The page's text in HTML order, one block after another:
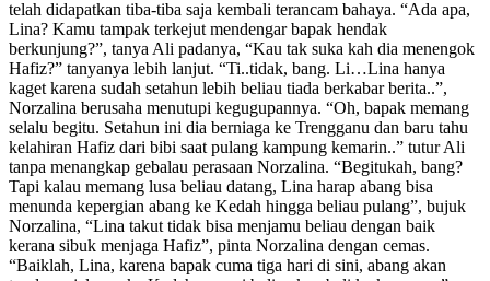
telah didapatkan tiba-tiba saja kembali terancam bahaya. “Ada apa,
Lina? Kamu tampak terkejut mendengar bapak hendak
berkunjung?”, tanya Ali padanya, “Kau tak suka kah dia menengok
Hafiz?” tanyanya lebih lanjut. “Ti..tidak, bang. Li…Lina hanya
kaget karena sudah setahun lebih beliau tiada berkabar berita..”,
Norzalina berusaha menutupi kegugupannya. “Oh, bapak memang
selalu begitu. Setahun ini dia berniaga ke Trengganu dan baru tahu
kelahiran Hafiz dari bibi saat pulang kampung kemarin..” tutur Ali
tanpa menangkap gebalau perasaan Norzalina. “Begitukah, bang?
Tapi kalau memang lusa beliau datang, Lina harap abang bisa
menunda kepergian abang ke Kedah hingga beliau pulang”, bujuk
Norzalina, “Lina takut tidak bisa menjamu beliau dengan baik
kerana sibuk menjaga Hafiz”, pinta Norzalina dengan cemas.
“Baiklah, Lina, karena bapak cuma tiga hari di sini, abang akan